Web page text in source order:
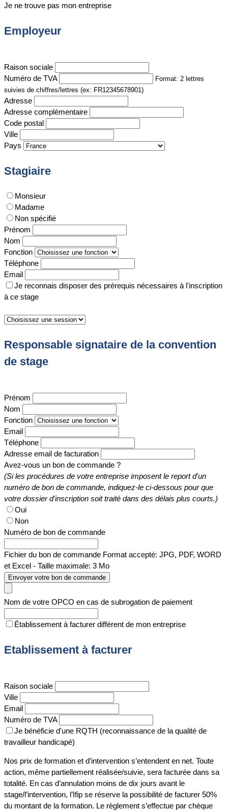
Je ne trouve pas mon entreprise
Employeur
Raison sociale
Numéro de TVA
Format: 2 lettres
suivies de chiffres/lettres (ex: FR12345678901)
Adresse
Adresse complémentaire
Code postal
Ville
Pays
Stagiaire
Monsieur
Madame
Non spécifié
Prénom
Nom
Fonction
Téléphone
Email
Je reconnais disposer des prérequis nécessaires à l'inscription
à ce stage
Responsable signataire de la convention
de stage
Prénom
Nom
Fonction
Email
Téléphone
Adresse email de facturation
Avez-vous un bon de commande ?
(Si les procédures de votre entreprise imposent le report d'un
numéro de bon de commande, indiquez-le ci-dessous pour que
votre dossier d'inscription soit traité dans des délais plus courts.)
Oui
Non
Numéro de bon de commande
Fichier du bon de commande Format accepté: JPG, PDF, WORD
et Excel - Taille maximale: 3 Mo
Envoyer votre bon de commande
Nom de votre OPCO en cas de subrogation de paiement
Établissement à facturer différent de mon entreprise
Etablissement à facturer
Raison sociale
Ville
Email
Numéro de TVA
Je bénéficie d'une RQTH (reconnaissance de la qualité de
travailleur handicapé)
Nos prix de formation et d’intervention s’entendent en net. Toute
action, même partiellement réalisée/suivie, sera facturée dans sa
totalité. En cas d’annulation moins de dix jours avant le
stage/l’intervention, l’Ifip se réserve la possibilité de facturer 50%
du montant de la formation. Le règlement s’effectue par chèque